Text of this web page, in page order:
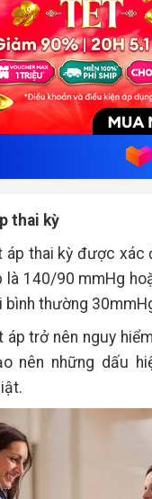
thai kỳ
áp thai kỳ được xác
là 140/90 mmHg
bình thường
áp trở nên nguy
nên những dấu